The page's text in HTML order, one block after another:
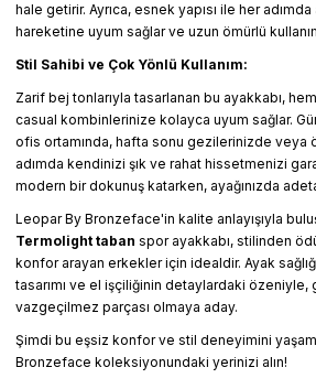
hale getirir. Ayrıca, esnek yapısı ile her adımda
hareketine uyum sağlar ve uzun ömürlü
Stil Sahibi ve Çok Yönlü Kullanım:
Zarif bej tonlarıyla tasarlanan bu ayakkabı,
casual kombinlerinize kolayca uyum sağlar.
ofis ortamında, hafta sonu gezilerinizde veya
adımda kendinizi şık ve rahat hissetmenizi
modern bir dokunuş katarken, ayağınızda
Leopar By Bronzeface'in kalite anlayışıyla
Termolight taban spor ayakkabı, stilinden
konfor arayan erkekler için idealdir. Ayak
tasarımı ve el işçiliğinin detaylardaki özeniyle,
vazgeçilmez parçası olmaya aday.
Şimdi bu eşsiz konfor ve stil deneyimini
Bronzeface koleksiyonundaki yerinizi alın!